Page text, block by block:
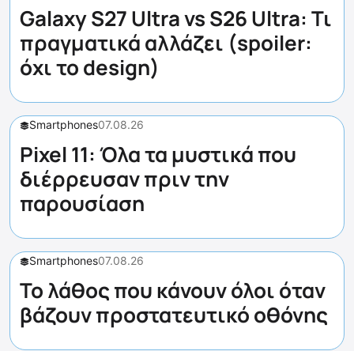
Galaxy S27 Ultra vs S26 Ultra: Τι
πραγματικά αλλάζει (spoiler:
όχι το design)
Smartphones07.08.26
Pixel 11: Όλα τα μυστικά που
διέρρευσαν πριν την
παρουσίαση
Smartphones07.08.26
Το λάθος που κάνουν όλοι όταν
βάζουν προστατευτικό οθόνης